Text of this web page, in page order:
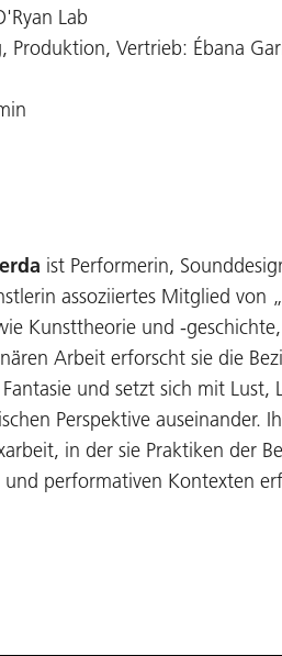
Lab
Produktion, Vertrieb: Ébana
ist Performerin,
assoziiertes Mitglied von
Kunsttheorie und -
Arbeit erforscht sie die
und setzt sich mit
Perspektive auseinander.
in der sie Praktiken der
performativen Kontexten